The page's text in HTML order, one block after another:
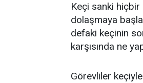
Keçi sanki hiçbir
dolaşmaya
defaki keçinin
karşısında ne
Görevliler